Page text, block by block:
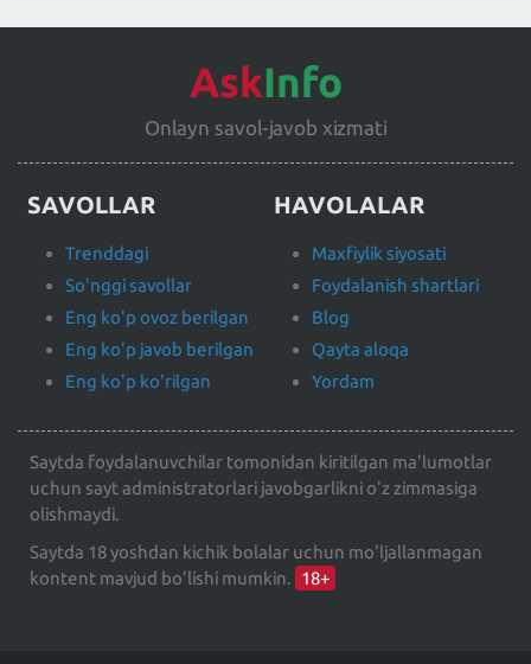
AskInfo
Onlayn savol-javob xizmati
SAVOLLAR
Trenddagi
So'nggi savollar
Eng ko'p ovoz berilgan
Eng ko'p javob berilgan
Eng ko'p ko'rilgan
HAVOLALAR
Maxfiylik siyosati
Foydalanish shartlari
Blog
Qayta aloqa
Yordam
Saytda foydalanuvchilar tomonidan kiritilgan ma'lumotlar
uchun sayt administratorlari javobgarlikni o'z zimmasiga
olishmaydi.
Saytda 18 yoshdan kichik bolalar uchun mo'ljallanmagan
kontent mavjud bo'lishi mumkin. 18+